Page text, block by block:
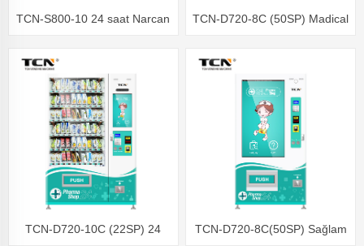
TCN-S800-10 24 saat Narcan
sabunu Dezinfeksiya
ləvazimatları Avtomat
TCN-D720-8C (50SP) Madical
TCN-D720-10C (22SP) 24
TCN-D720-8C(50SP) Sağlam